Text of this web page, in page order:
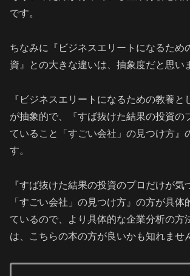
です。
ちなみに『ビジネスエリートになるため
資』との大きな違いは、抽象度だと思い
『ビジネスエリートになるための教養と
が抽象的で、『すば抜けた結果の投資の
ていること「すごい会社」の見つけ方』
す。
『すば抜けた結果の投資のプロだけが気
「すごい会社」の見つけ方』の方が具体
ているので、より具体的な企業分析の方
は、こちらの本の方が良いかも知れませ